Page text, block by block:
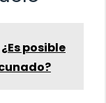
¿Es posible